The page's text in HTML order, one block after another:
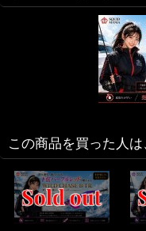
この商品を買った人